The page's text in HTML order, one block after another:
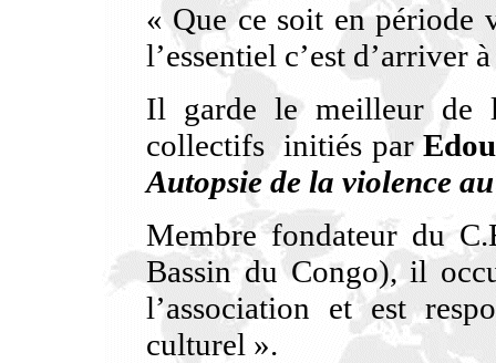
« Que ce soit en période
l’essentiel c’est d’arriver
Il garde le meilleur de
collectifs initiés par
Autopsie de la violence
Membre fondateur du
Bassin du Congo), il
l’association et est
culturel ».